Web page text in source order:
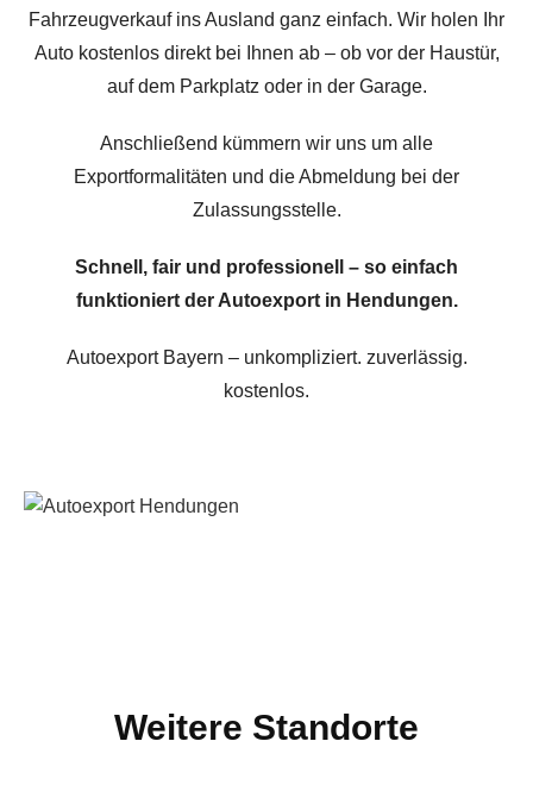
Fahrzeugverkauf ins Ausland ganz einfach. Wir holen Ihr
Auto kostenlos direkt bei Ihnen ab – ob vor der Haustür,
auf dem Parkplatz oder in der Garage.
Anschließend kümmern wir uns um alle
Exportformalitäten und die Abmeldung bei der
Zulassungsstelle.
Schnell, fair und professionell – so einfach
funktioniert der Autoexport in Hendungen.
Autoexport Bayern – unkompliziert. zuverlässig.
kostenlos.
Weitere Standorte